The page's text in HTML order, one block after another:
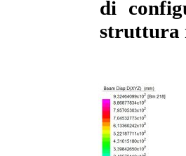
di
struttura